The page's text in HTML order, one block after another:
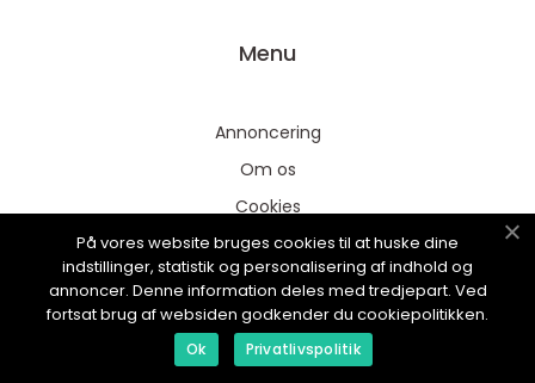
Menu
Annoncering
Om os
Cookies
Kontakt os
Sitemap
På vores website bruges cookies til at huske dine
indstillinger, statistik og personalisering af indhold og
annoncer. Denne information deles med tredjepart. Ved
fortsat brug af websiden godkender du cookiepolitikken.
Ok Privatlivspolitik